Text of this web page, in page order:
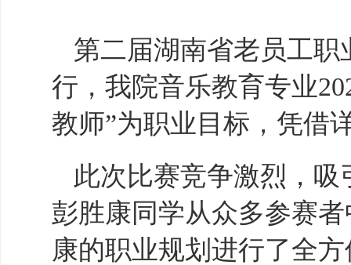
第二届湖南省老员工
行，我院音乐教育专业
教师”为职业目标，凭借
此次比赛竞争激烈，
彭胜康同学从众多参赛
康的职业规划进行了全